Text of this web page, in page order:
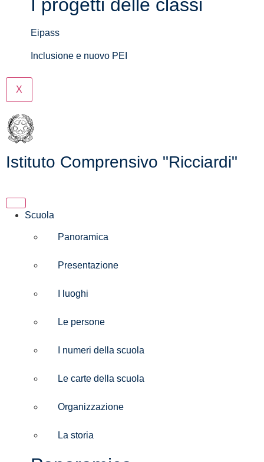
I progetti delle classi
Eipass
Inclusione e nuovo PEI
X
Istituto Comprensivo "Ricciardi"
Scuola
Panoramica
Presentazione
I luoghi
Le persone
I numeri della scuola
Le carte della scuola
Organizzazione
La storia